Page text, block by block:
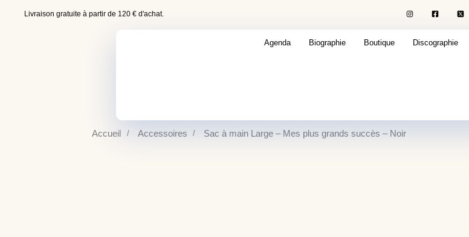
Livraison gratuite à partir de 120 € d'achat.
Agenda Biographie Boutique Discographie
Accueil Accessoires Sac à main Large – Mes plus grands succès – Noir